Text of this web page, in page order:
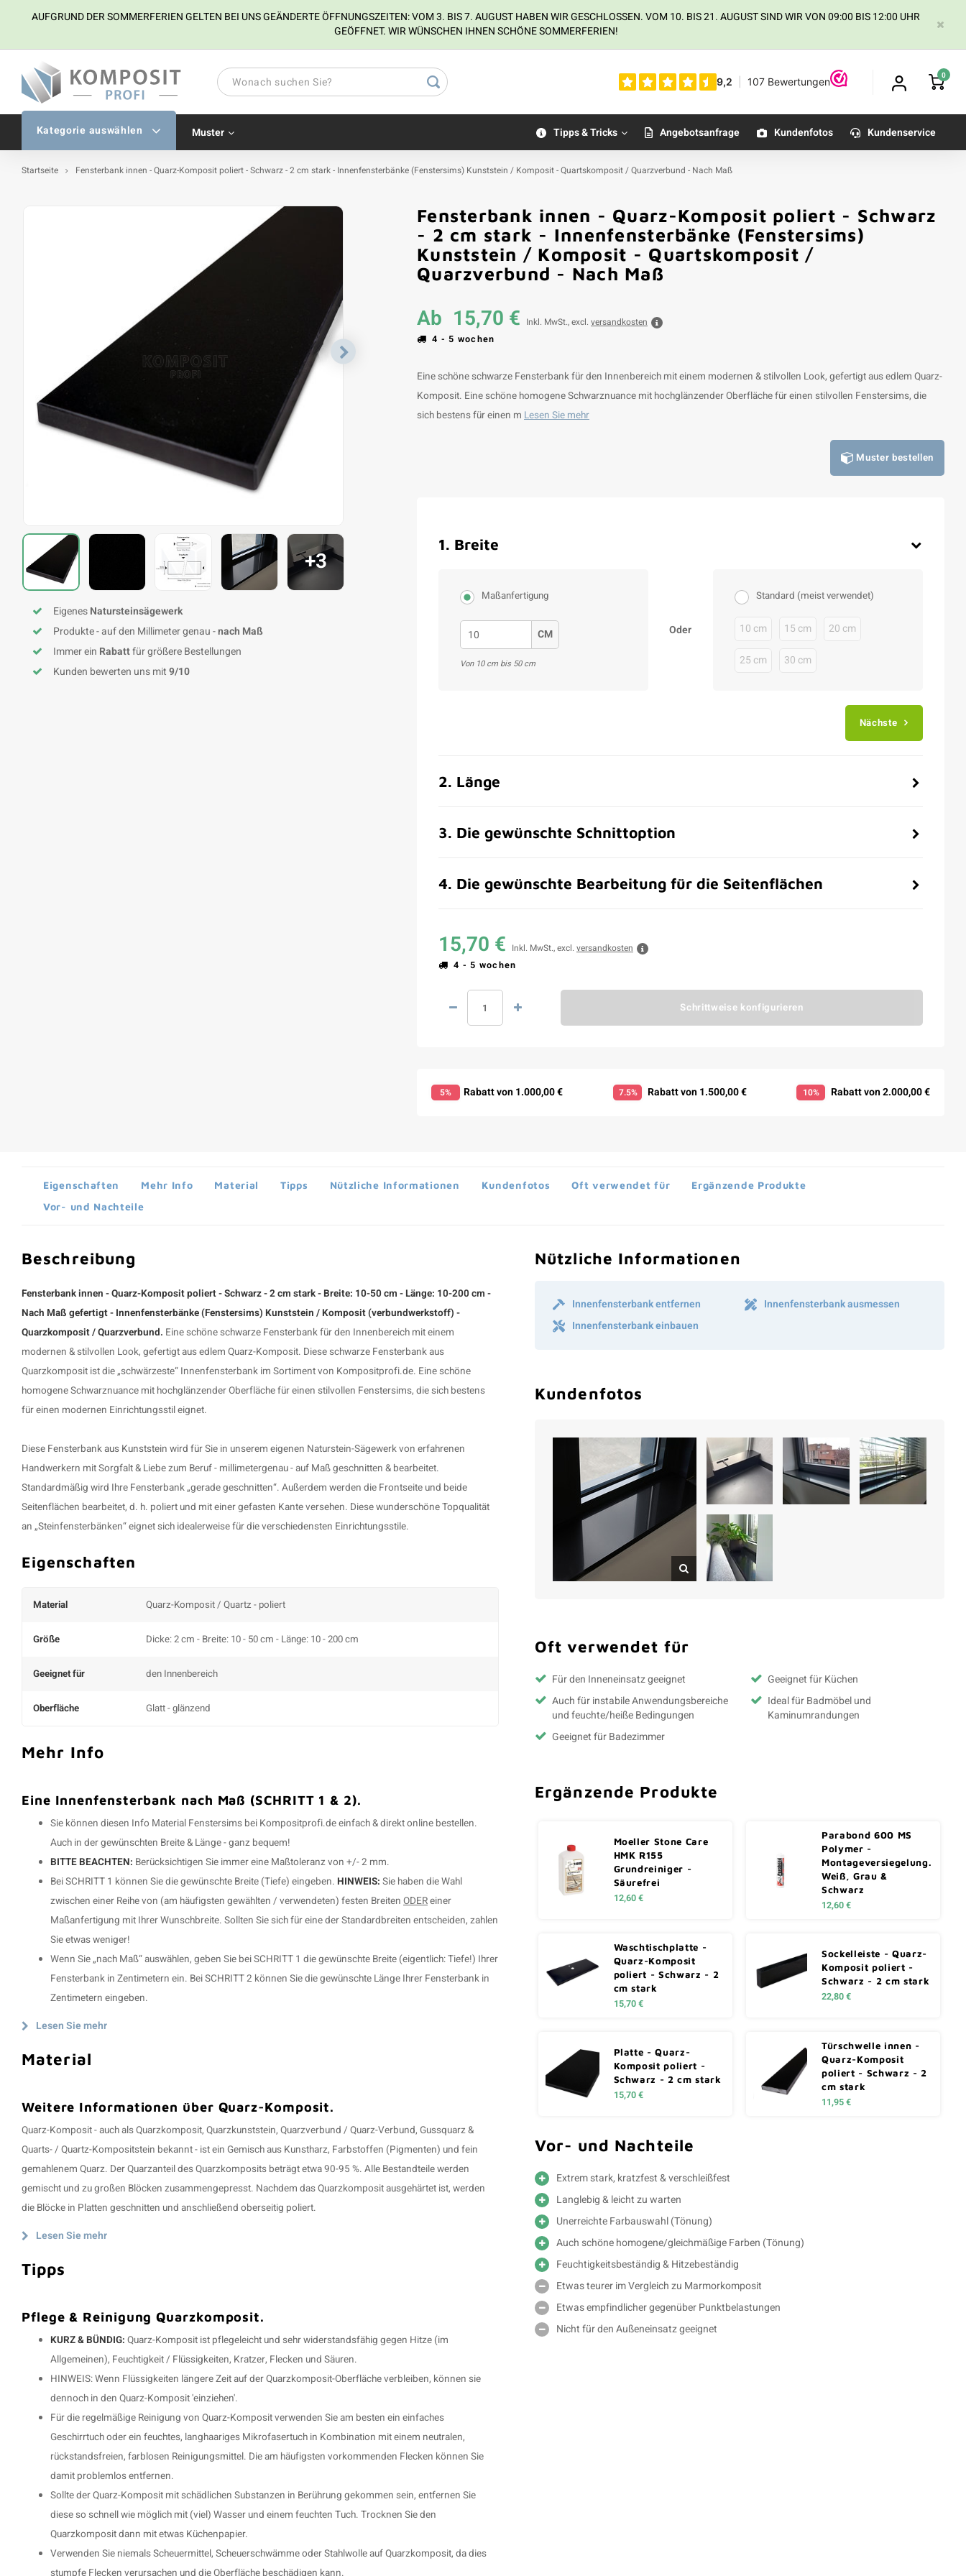
AUFGRUND DER SOMMERFERIEN GELTEN BEI UNS GEÄNDERTE ÖFFNUNGSZEITEN: VOM 3. BIS 7. AUGUST HABEN WIR GESCHLOSSEN. VOM 10. BIS 21. AUGUST SIND WIR VON 09:00 BIS 12:00 UHR
GEÖFFNET. WIR WÜNSCHEN IHNEN SCHÖNE SOMMERFERIEN!
0
Kategorie auswählen Muster Tipps & Tricks Angebotsanfrage Kundenfotos Kundenservice
Startseite Fensterbank innen - Quarz-Komposit poliert - Schwarz - 2 cm stark - Innenfensterbänke (Fenstersims) Kunststein / Komposit - Quartskomposit / Quarzverbund - Nach Maß
+3
EigenesNatursteinsägewerk
Produkte - auf den Millimeter genau -nach Maß
Immer ein Rabattfür größere Bestellungen
Kunden bewerten uns mit9/10
Fensterbank innen - Quarz-Komposit poliert - Schwarz
- 2 cm stark - Innenfensterbänke (Fenstersims)
Kunststein / Komposit - Quartskomposit /
Quarzverbund - Nach Maß
Ab 15,70 € Inkl. MwSt., excl. versandkosten
4 - 5 wochen
Eine schöne schwarze Fensterbank für den Innenbereich mit einem modernen & stilvollen Look, gefertigt aus edlem Quarz-
Komposit. Eine schöne homogene Schwarznuance mit hochglänzender Oberfläche für einen stilvollen Fenstersims, die
sich bestens für einen m Lesen Sie mehr
Muster bestellen
1. Breite
Maßanfertigung
CM
Von 10 cm bis 50 cm
Oder
Standard (meist verwendet)
10 cm 15 cm 20 cm
25 cm 30 cm
Nächste
2. Länge
3. Die gewünschte Schnittoption
4. Die gewünschte Bearbeitung für die Seitenflächen
15,70 € Inkl. MwSt., excl. versandkosten
4 - 5 wochen
Schrittweise konfigurieren
5% Rabatt von 1.000,00 € 7.5% Rabatt von 1.500,00 € 10% Rabatt von 2.000,00 €
Eigenschaften Mehr Info Material Tipps Nützliche Informationen Kundenfotos Oft verwendet für
Ergänzende Produkte
Vor- und Nachteile
Beschreibung
Fensterbank innen - Quarz-Komposit poliert - Schwarz - 2 cm stark - Breite: 10-50 cm - Länge: 10-200 cm -
Nach Maß gefertigt - Innenfensterbänke (Fenstersims) Kunststein / Komposit (verbundwerkstoff) -
Quarzkomposit / Quarzverbund. Eine schöneschwarze Fensterbankfür den Innenbereich mit einem
modernen & stilvollen Look, gefertigt aus edlem Quarz-Komposit. Diese schwarze Fensterbankaus
Quarzkomposit ist die „schwärzeste“ Innenfensterbank im Sortiment von Kompositprofi.de. Eine schöne
homogene Schwarznuance mit hochglänzender Oberfläche für einen stilvollen Fenstersims, die sich bestens
für einen modernen Einrichtungsstil eignet.
Diese Fensterbank aus Kunststein wird für Sie in unserem eigenen Naturstein-Sägewerk von erfahrenen
Handwerkern mit Sorgfalt & Liebe zum Beruf - millimetergenau - auf Maß geschnitten & bearbeitet.
Standardmäßig wird Ihre Fensterbank „gerade geschnitten“. Außerdem werden die Frontseite und beide
Seitenflächen bearbeitet, d. h. poliert und mit einer gefasten Kante versehen. Diese wunderschöne Topqualität
an „Steinfensterbänken“ eignet sich idealerweise für die verschiedensten Einrichtungsstile.
Eigenschaften
Material Quarz-Komposit / Quartz - poliert
Größe Dicke: 2 cm - Breite: 10 - 50 cm - Länge: 10 - 200 cm
Geeignet für den Innenbereich
Oberfläche Glatt - glänzend
Mehr Info
Eine Innenfensterbank nach Maß (SCHRITT 1 & 2).
Sie können diesen Info Material Fenstersims bei Kompositprofi.de einfach & direkt online bestellen.
Auch in der gewünschten Breite & Länge - ganz bequem!
BITTE BEACHTEN: Berücksichtigen Sie immer eine Maßtoleranz von +/- 2 mm.
Bei SCHRITT 1 können Sie die gewünschte Breite (Tiefe) eingeben. HINWEIS: Sie haben die Wahl
zwischen einer Reihe von (am häufigsten gewählten / verwendeten) festen Breiten ODEReiner
Maßanfertigung mit Ihrer Wunschbreite. Sollten Sie sich für eine der Standardbreiten entscheiden, zahlen
Sie etwas weniger!
Wenn Sie „nach Maß“ auswählen, geben Sie bei SCHRITT 1 die gewünschte Breite (eigentlich: Tiefe!) Ihrer
Fensterbank in Zentimetern ein. Bei SCHRITT 2 können Sie die gewünschte Länge Ihrer Fensterbank in
Zentimetern eingeben.
Lesen Sie mehr
Material
Weitere Informationen über Quarz-Komposit.
Quarz-Komposit - auch als Quarzkomposit, Quarzkunststein, Quarzverbund / Quarz-Verbund, Gussquarz &
Quarts- / Quartz-Kompositstein bekannt - ist ein Gemisch aus Kunstharz, Farbstoffen (Pigmenten) und fein
gemahlenem Quarz. Der Quarzanteil des Quarzkomposits beträgt etwa 90-95 %. Alle Bestandteile werden
gemischt und zu großen Blöcken zusammengepresst. Nachdem das Quarzkomposit ausgehärtet ist, werden
die Blöcke in Platten geschnitten und anschließend oberseitig poliert.
Lesen Sie mehr
Tipps
Pflege & Reinigung Quarzkomposit.
KURZ & BÜNDIG: Quarz-Komposit ist pflegeleicht und sehr widerstandsfähig gegen Hitze (im
Allgemeinen), Feuchtigkeit / Flüssigkeiten, Kratzer, Flecken und Säuren.
HINWEIS: Wenn Flüssigkeiten längere Zeit auf der Quarzkomposit-Oberfläche verbleiben, können sie
dennoch in den Quarz-Komposit 'einziehen'.
Für die regelmäßige Reinigung von Quarz-Komposit verwenden Sie am besten ein einfaches
Geschirrtuch oder ein feuchtes, langhaariges Mikrofasertuch in Kombination mit einem neutralen,
rückstandsfreien, farblosen Reinigungsmittel. Die am häufigsten vorkommenden Flecken können Sie
damit problemlos entfernen.
Sollte der Quarz-Komposit mit schädlichen Substanzen in Berührung gekommen sein, entfernen Sie
diese so schnell wie möglich mit (viel) Wasser und einem feuchten Tuch. Trocknen Sie den
Quarzkomposit dann mit etwas Küchenpapier.
Verwenden Sie niemals Scheuermittel, Scheuerschwämme oder Stahlwolle auf Quarzkomposit, da dies
stumpfe Flecken verursachen und die Oberfläche beschädigen kann.
Nützliche Informationen
Innenfensterbank entfernen
Innenfensterbank ausmessen
Innenfensterbank einbauen
Kundenfotos
Oft verwendet für
Für den Inneneinsatz geeignet
Auch für instabile Anwendungsbereiche
und feuchte/heiße Bedingungen
Geeignet für Badezimmer
Geeignet für Küchen
Ideal für Badmöbel und
Kaminumrandungen
Ergänzende Produkte
Moeller Stone Care
HMK R155
Grundreiniger -
Säurefrei
12,60 €
Parabond 600 MS
Polymer -
Montageversiegelung.
Weiß, Grau &
Schwarz
12,60 €
Waschtischplatte -
Quarz-Komposit
poliert - Schwarz - 2
cm stark
15,70 €
Sockelleiste - Quarz-
Komposit poliert -
Schwarz - 2 cm stark
22,80 €
Platte - Quarz-
Komposit poliert -
Schwarz - 2 cm stark
15,70 €
Türschwelle innen -
Quarz-Komposit
poliert - Schwarz - 2
cm stark
11,95 €
Vor- und Nachteile
Extrem stark, kratzfest & verschleißfest
Langlebig & leicht zu warten
Unerreichte Farbauswahl (Tönung)
Auch schöne homogene/gleichmäßige Farben (Tönung)
Feuchtigkeitsbeständig & Hitzebeständig
Etwas teurer im Vergleich zu Marmorkomposit
Etwas empfindlicher gegenüber Punktbelastungen
Nicht für den Außeneinsatz geeignet